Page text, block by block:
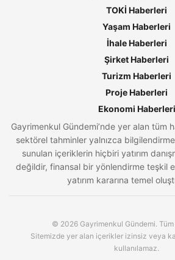
TOKİ Haberleri
Yaşam Haberleri
İhale Haberleri
Şirket Haberleri
Turizm Haberleri
Proje Haberleri
Ekonomi Haberleri
Gayrimenkul Gündemi’nde yer alan tüm
sektörel tahminler yalnızca
sunulan içeriklerin hiçbiri yatırım
değildir, finansal bir yönlendirme teşkil
yatırım kararına temel
© 2026 Gayrimenkul Gündemi. Tüm
Sitemizde yer alan içerikler izinsiz veya
kullanılamaz.